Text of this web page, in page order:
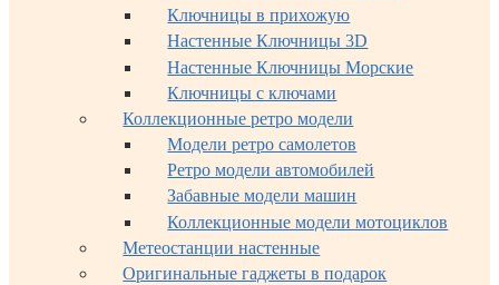
Ключницы в прихожую
Настенные Ключницы 3D
Настенные Ключницы Морские
Ключницы с ключами
Коллекционные ретро модели
Модели ретро самолетов
Ретро модели автомобилей
Забавные модели машин
Коллекционные модели мотоциклов
Метеостанции настенные
Оригинальные гаджеты в подарок